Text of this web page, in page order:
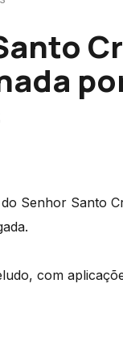
do Senhor Santo
com